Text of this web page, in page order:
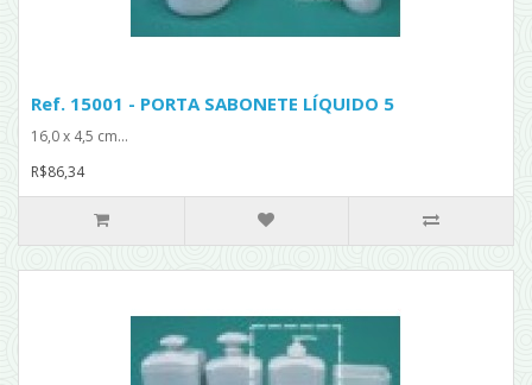
Ref. 15001 - PORTA SABONETE LÍQUIDO 5
16,0 x 4,5 cm...
R$86,34